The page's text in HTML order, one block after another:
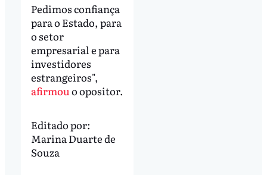
Pedimos confiança
para o Estado, para
o setor
empresarial e para
investidores
estrangeiros",
afirmouo opositor.
Editado por:
Marina Duarte de
Souza